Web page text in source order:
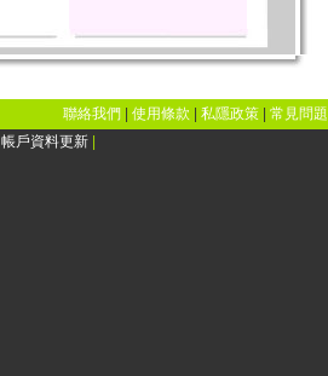
聯絡我們 使用條款 私隱政策
常見問題
帳戶資料更新